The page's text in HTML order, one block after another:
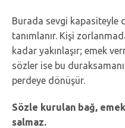
Burada sevgi kapasiteyle
tanımlanır. Kişi
kadar yakınlaşır; emek
sözler ise bu
perdeye dönüşür.
Sözle kurulan bağ,
salmaz.